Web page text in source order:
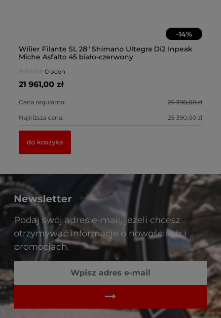
-14%
Wilier Filante SL 28" Shimano Ultegra Di2 Inpeak
Miche Asfalto 45 biało-czerwony
0 ocen
21 961,00 zł
Cena regularna: 25 390,00 zł
Najniższa cena: 25 390,00 zł
do koszyka
Newsletter
Podaj swój adres e-mail, jeżeli chcesz
otrzymywać informacje o nowościach i
promocjach.